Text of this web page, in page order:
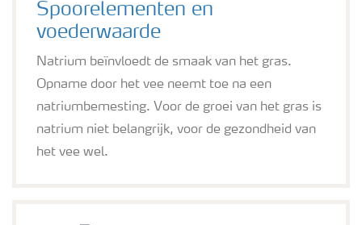
Spoorelementen en
voederwaarde
Natrium beïnvloedt de smaak van het gras.
Opname door het vee neemt toe na een
natriumbemesting. Voor de groei van het gras is
natrium niet belangrijk, voor de gezondheid van
het vee wel.